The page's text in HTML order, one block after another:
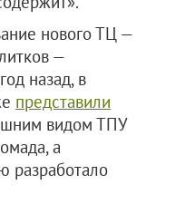
нового ТЦ —
—
назад, в
представили
видом ТПУ
а
разработало